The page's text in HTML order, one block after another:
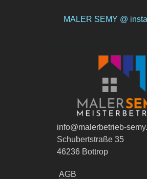
MALER SEMY @
info@malerbetrieb-
Schubertstraße 35
46236 Bottrop
AGB